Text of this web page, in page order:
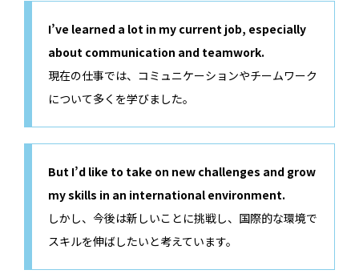
I’ve learned a lot in my current job, especially
about communication and teamwork.
現在の仕事では、コミュニケーションやチームワーク
について多くを学びました。
But I’d like to take on new challenges and grow
my skills in an international environment.
しかし、今後は新しいことに挑戦し、国際的な環境で
スキルを伸ばしたいと考えています。